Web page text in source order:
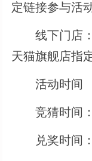
定链接参与活
线下门店：
天猫旗舰店指
活动时间
竞猜时间：
兑奖时间：